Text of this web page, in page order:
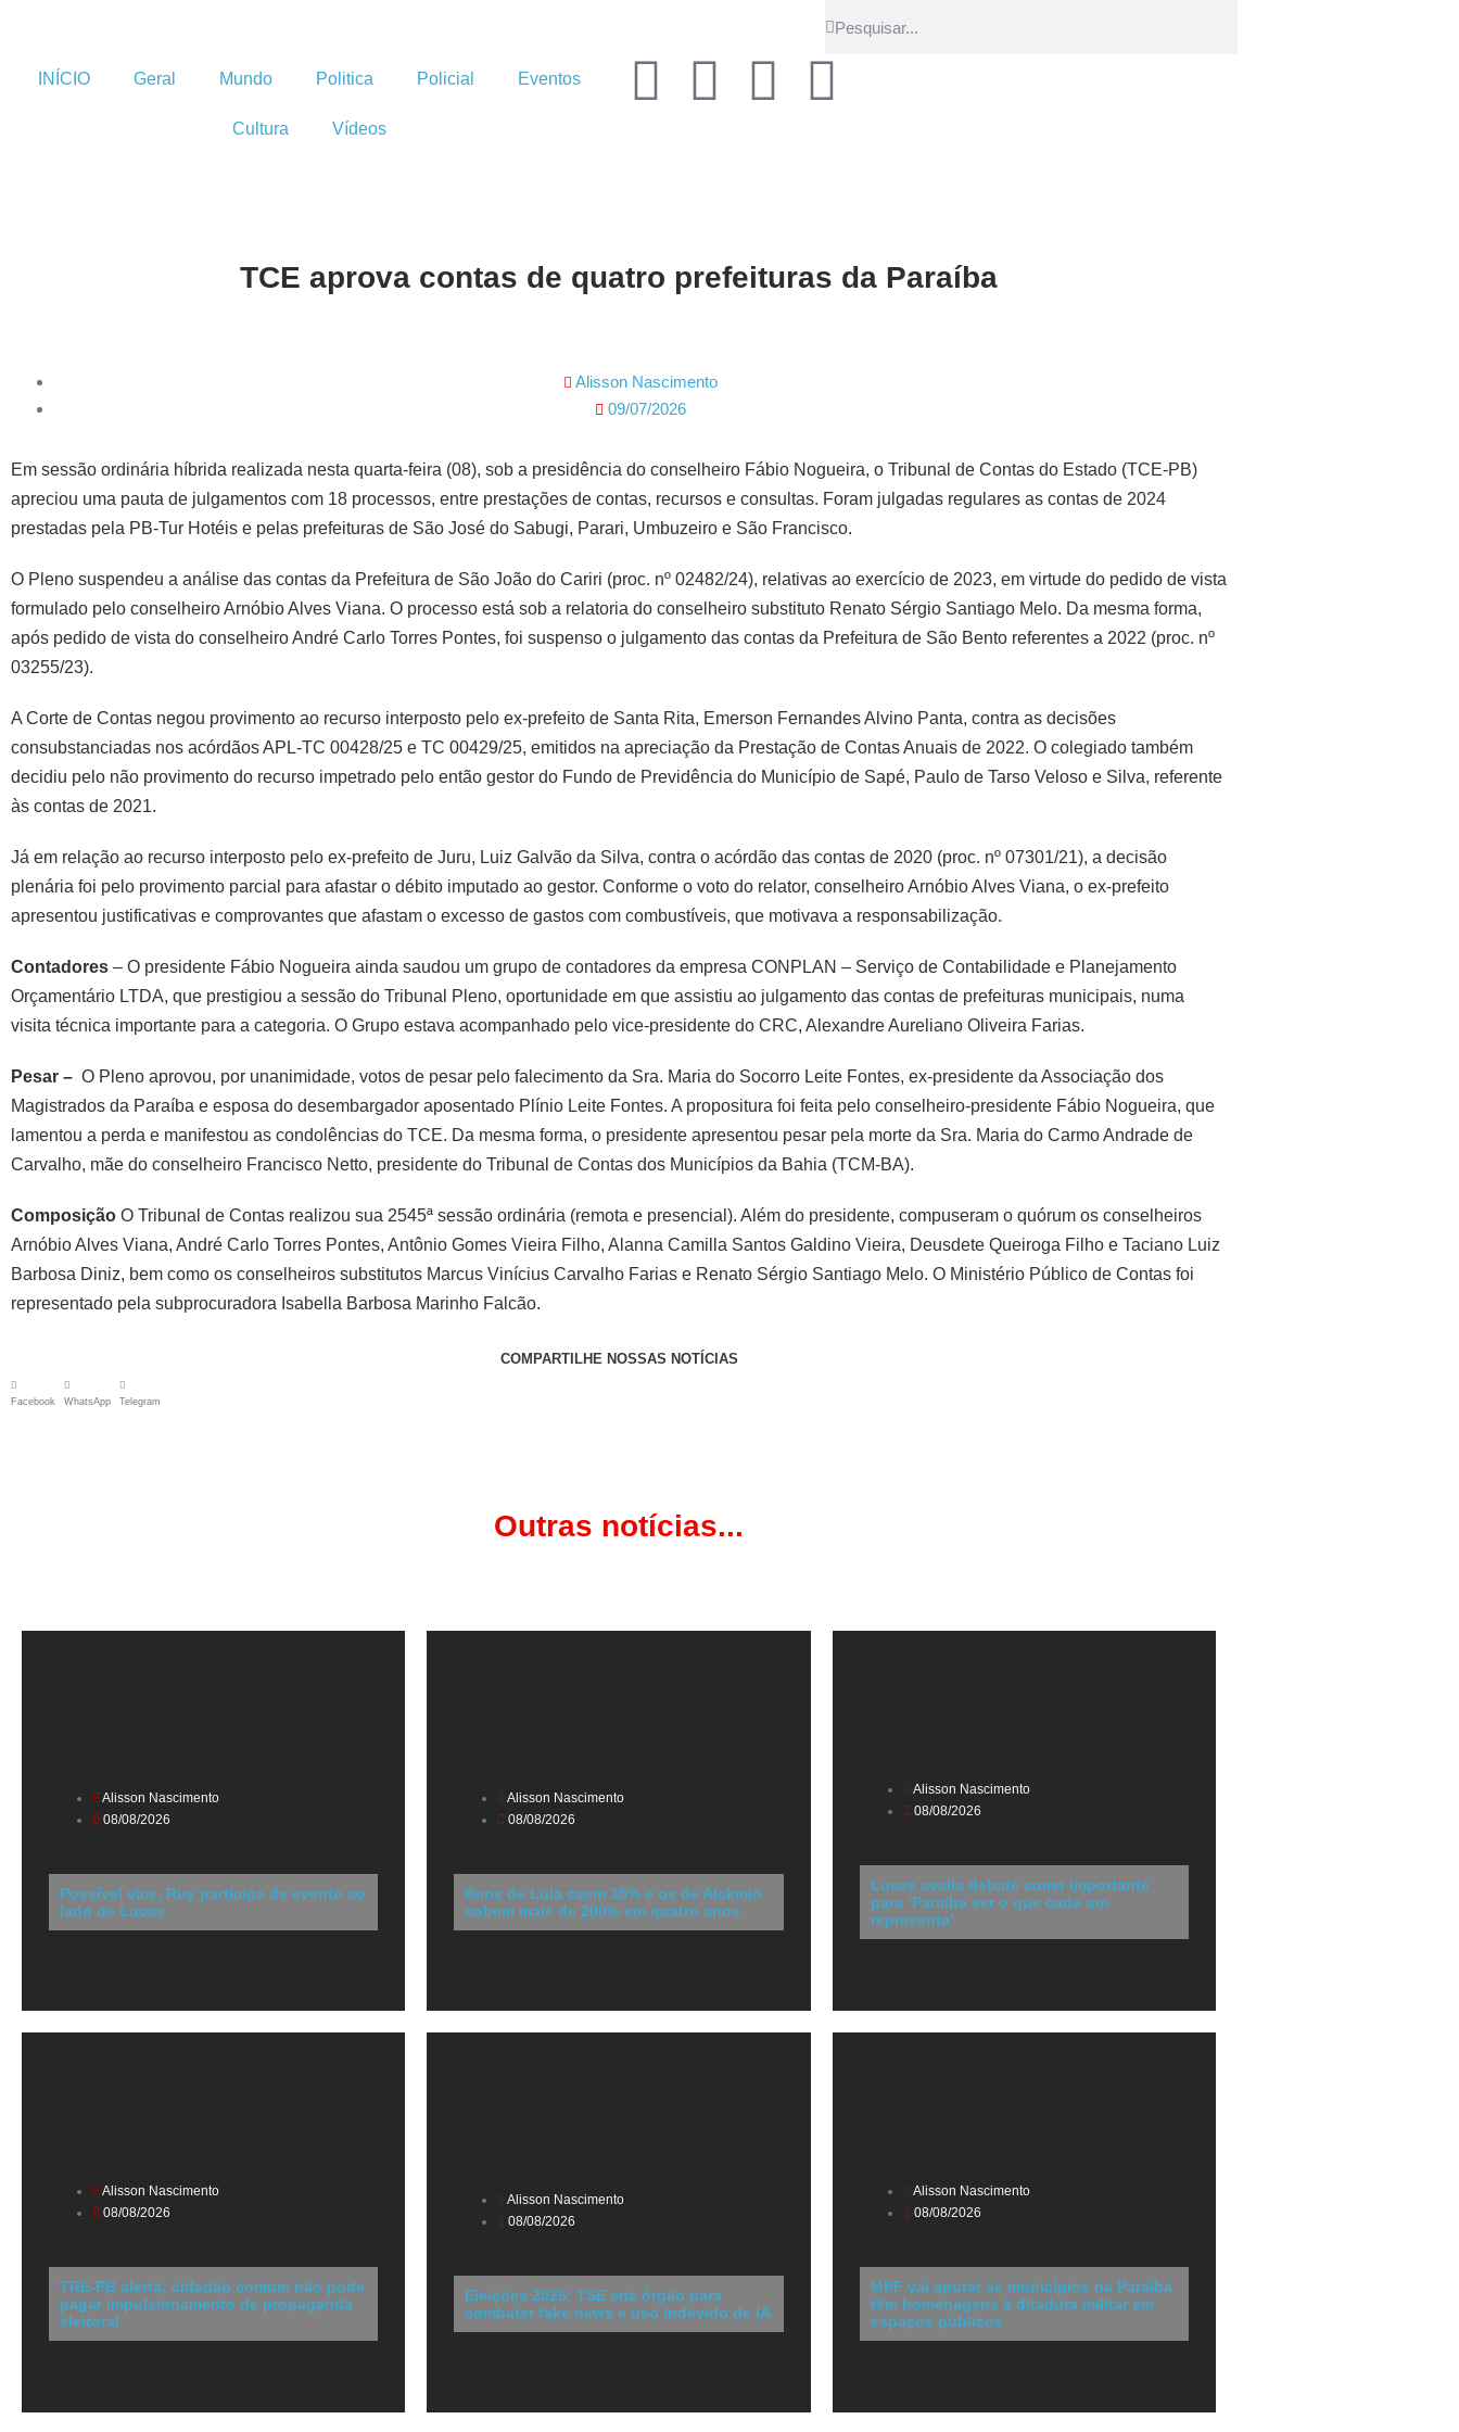
INÍCIO Geral Mundo Politica Policial Eventos
Cultura Vídeos
TCE aprova contas de quatro prefeituras da Paraíba
Alisson Nascimento
09/07/2026
Em sessão ordinária híbrida realizada nesta quarta-feira (08), sob a presidência do conselheiro Fábio Nogueira, o Tribunal de Contas do Estado (TCE-PB)
apreciou uma pauta de julgamentos com 18 processos, entre prestações de contas, recursos e consultas. Foram julgadas regulares as contas de 2024
prestadas pela PB-Tur Hotéis e pelas prefeituras de São José do Sabugi, Parari, Umbuzeiro e São Francisco.
O Pleno suspendeu a análise das contas da Prefeitura de São João do Cariri (proc. nº 02482/24), relativas ao exercício de 2023, em virtude do pedido de vista
formulado pelo conselheiro Arnóbio Alves Viana. O processo está sob a relatoria do conselheiro substituto Renato Sérgio Santiago Melo. Da mesma forma,
após pedido de vista do conselheiro André Carlo Torres Pontes, foi suspenso o julgamento das contas da Prefeitura de São Bento referentes a 2022 (proc. nº
03255/23).
A Corte de Contas negou provimento ao recurso interposto pelo ex-prefeito de Santa Rita, Emerson Fernandes Alvino Panta, contra as decisões
consubstanciadas nos acórdãos APL-TC 00428/25 e TC 00429/25, emitidos na apreciação da Prestação de Contas Anuais de 2022. O colegiado também
decidiu pelo não provimento do recurso impetrado pelo então gestor do Fundo de Previdência do Município de Sapé, Paulo de Tarso Veloso e Silva, referente
às contas de 2021.
Já em relação ao recurso interposto pelo ex-prefeito de Juru, Luiz Galvão da Silva, contra o acórdão das contas de 2020 (proc. nº 07301/21), a decisão
plenária foi pelo provimento parcial para afastar o débito imputado ao gestor. Conforme o voto do relator, conselheiro Arnóbio Alves Viana, o ex-prefeito
apresentou justificativas e comprovantes que afastam o excesso de gastos com combustíveis, que motivava a responsabilização.
Contadores – O presidente Fábio Nogueira ainda saudou um grupo de contadores da empresa CONPLAN – Serviço de Contabilidade e Planejamento
Orçamentário LTDA, que prestigiou a sessão do Tribunal Pleno, oportunidade em que assistiu ao julgamento das contas de prefeituras municipais, numa
visita técnica importante para a categoria. O Grupo estava acompanhado pelo vice-presidente do CRC, Alexandre Aureliano Oliveira Farias.
Pesar – O Pleno aprovou, por unanimidade, votos de pesar pelo falecimento da Sra. Maria do Socorro Leite Fontes, ex-presidente da Associação dos
Magistrados da Paraíba e esposa do desembargador aposentado Plínio Leite Fontes. A propositura foi feita pelo conselheiro-presidente Fábio Nogueira, que
lamentou a perda e manifestou as condolências do TCE. Da mesma forma, o presidente apresentou pesar pela morte da Sra. Maria do Carmo Andrade de
Carvalho, mãe do conselheiro Francisco Netto, presidente do Tribunal de Contas dos Municípios da Bahia (TCM-BA).
Composição O Tribunal de Contas realizou sua 2545ª sessão ordinária (remota e presencial). Além do presidente, compuseram o quórum os conselheiros
Arnóbio Alves Viana, André Carlo Torres Pontes, Antônio Gomes Vieira Filho, Alanna Camilla Santos Galdino Vieira, Deusdete Queiroga Filho e Taciano Luiz
Barbosa Diniz, bem como os conselheiros substitutos Marcus Vinícius Carvalho Farias e Renato Sérgio Santiago Melo. O Ministério Público de Contas foi
representado pela subprocuradora Isabella Barbosa Marinho Falcão.
COMPARTILHE NOSSAS NOTÍCIAS
Facebook WhatsApp Telegram
Outras notícias...
Alisson Nascimento
08/08/2026
Possível vice, Ruy participa de evento ao
lado de Lucas
Alisson Nascimento
08/08/2026
Bens de Lula caem 35% e os de Alckmin
sobem mais de 200% em quatro anos
Alisson Nascimento
08/08/2026
Lucas avalia debate como importante
para ‘Paraíba ver o que cada um
representa’
Alisson Nascimento
08/08/2026
TRE-PB alerta: cidadão comum não pode
pagar impulsionamento de propaganda
eleitoral
Alisson Nascimento
08/08/2026
Eleições 2026: TSE cria órgão para
combater fake news e uso indevido de IA
Alisson Nascimento
08/08/2026
MPF vai apurar se municípios na Paraíba
têm homenagens à ditadura militar em
espaços públicos